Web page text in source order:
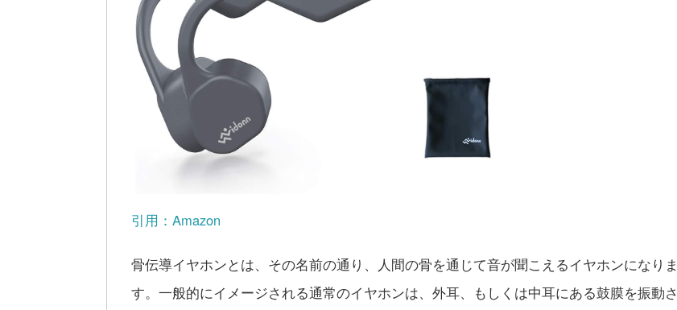
引用：Amazon
骨伝導イヤホンとは、その名前の通り、人間の骨を通じて音が聞こえるイヤホンになりま
す。一般的にイメージされる通常のイヤホンは、外耳、もしくは中耳にある鼓膜を振動さ